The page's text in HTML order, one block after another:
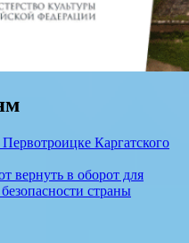
Каргатского
вернуть в оборот для
страны